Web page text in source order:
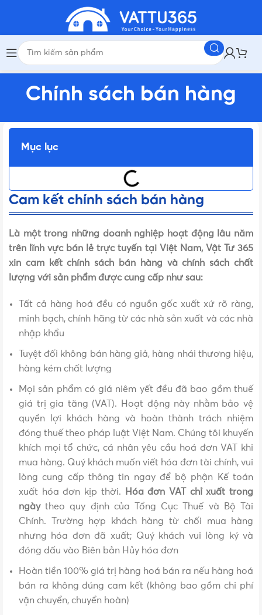
Chính sách bán hàng
Mục lục
Cam kết chính sách bán hàng
Là một trong những doanh nghiệp hoạt động lâu năm
trên lĩnh vực bán lẻ trực tuyến tại Việt Nam, Vật Tư 365
xin cam kết chính sách bán hàng và chính sách chất
lượng với sản phẩm được cung cấp như sau:
Tất cả hàng hoá đều có nguồn gốc xuất xứ rõ ràng,
minh bạch, chính hãng từ các nhà sản xuất và các nhà
nhập khẩu
Tuyệt đối không bán hàng giả, hàng nhái thương hiệu,
hàng kém chất lượng
Mọi sản phẩm có giá niêm yết đều đã bao gồm thuế
giá trị gia tăng (VAT). Hoạt động này nhằm bảo vệ
quyền lợi khách hàng và hoàn thành trách nhiệm
đóng thuế theo pháp luật Việt Nam. Chúng tôi khuyến
khích mọi tổ chức, cá nhân yêu cầu hoá đơn VAT khi
mua hàng. Quý khách muốn viết hóa đơn tài chính, vui
lòng cung cấp thông tin ngay để bộ phận Kế toán
xuất hóa đơn kịp thời.
Hóa đơn VAT chỉ xuất trong
ngàytheo quy định của Tổng Cục Thuế và Bộ Tài
Chính. Trường hợp khách hàng từ chối mua hàng
nhưng hóa đơn đã xuất; Quý khách vui lòng ký và
đóng dấu vào Biên bản Hủy hóa đơn
Hoàn tiền 100% giá trị hàng hoá bán ra nếu hàng hoá
bán ra không đúng cam kết (không bao gồm chi phí
vận chuyển, chuyển hoàn)